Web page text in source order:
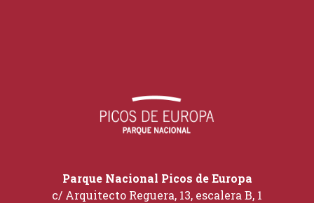
Parque Nacional Picos de Europa
c/ Arquitecto Reguera, 13, escalera B, 1